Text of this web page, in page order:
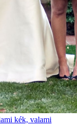
kék, valami